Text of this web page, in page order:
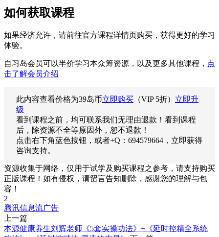
如何获取课程
如果经济允许，请前往官方课程详情页购买，获得更好的学习
体验。
自习岛会员可以半价学习本众筹资源，以及更多其他课程， 点
击了解会员介绍
此内容查看价格为39岛币立即购买 （VIP 5折） 立即升
级
看到课程之前，均可联系我们无理由退款！看到课程
后，除资源不全等原因外，恕不退款！
点击右下角蓝色按钮，或者+Q：694579664，立即获得
咨询支持。
资源收集于网络，仅用于试学及购买课程之参考，请支持购买
正版课程！如有侵权，请留言告知删除，感谢您的理解与包
容！
2
腾讯信息流广告
上一篇
本源健康养生刘辉老师《5套实操功法》+《延时控精全系统